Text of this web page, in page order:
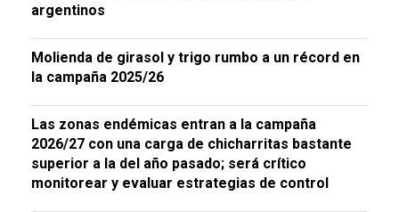
argentinos
Molienda de girasol y trigo rumbo a un récord en
la campaña 2025/26
Las zonas endémicas entran a la campaña
2026/27 con una carga de chicharritas bastante
superior a la del año pasado; será crítico
monitorear y evaluar estrategias de control